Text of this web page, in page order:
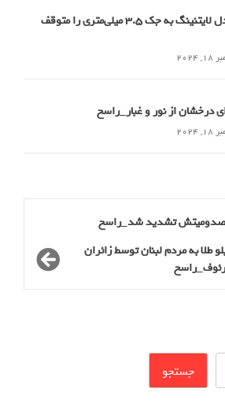
اپل انگارً تشکیل مبدل لایتنینگ به جک ۳.۵ میلی‌متری را متوقف
2024
2024
مصدومیتش تشدید شد_راسخ
طلا به مردم لبنان توسط زائران
جستجو